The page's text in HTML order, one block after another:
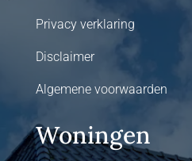
Privacy verklaring
Disclaimer
Algemene voorwaarden
Woningen